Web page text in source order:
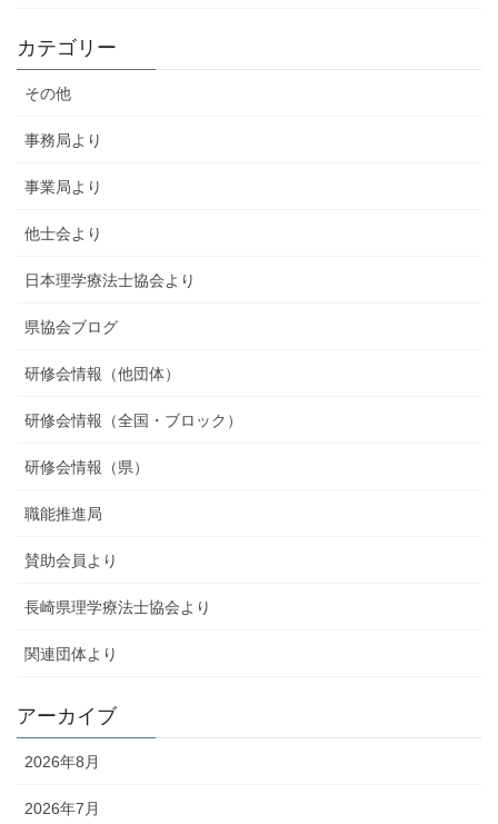
カテゴリー
その他
事務局より
事業局より
他士会より
日本理学療法士協会より
県協会ブログ
研修会情報（他団体）
研修会情報（全国・ブロック）
研修会情報（県）
職能推進局
賛助会員より
長崎県理学療法士協会より
関連団体より
アーカイブ
2026年8月
2026年7月